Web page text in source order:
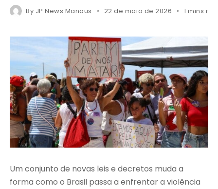
By JP News Manaus 22 de maio de 2026 1 mins
Um conjunto de novas leis e decretos muda a
forma como o Brasil passa a enfrentar a violência